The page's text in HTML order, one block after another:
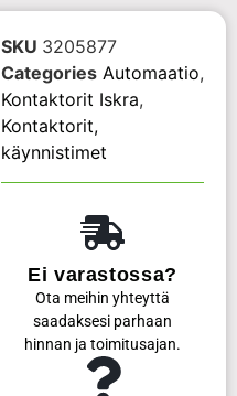
SKU 3205877
Categories Automaatio,
Kontaktorit Iskra,
Kontaktorit,
käynnistimet
Ei varastossa?
Ota meihin yhteyttä
saadaksesi parhaan
hinnan ja toimitusajan.